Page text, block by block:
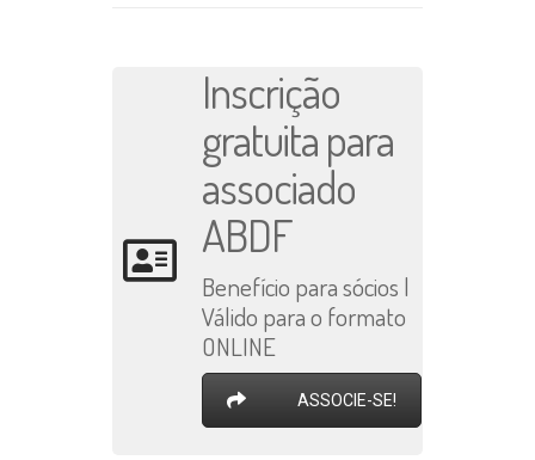
Inscrição
gratuita para
associado
ABDF
Benefício para sócios |
Válido para o formato
ONLINE
ASSOCIE-SE!